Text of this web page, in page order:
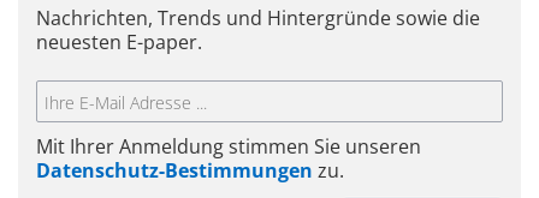
Nachrichten, Trends und Hintergründe sowie die
neuesten E-paper.
Mit Ihrer Anmeldung stimmen Sie unseren
Datenschutz-Bestimmungen zu.